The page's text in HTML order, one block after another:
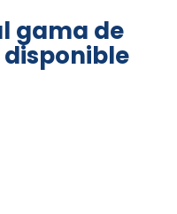
gama de
disponible